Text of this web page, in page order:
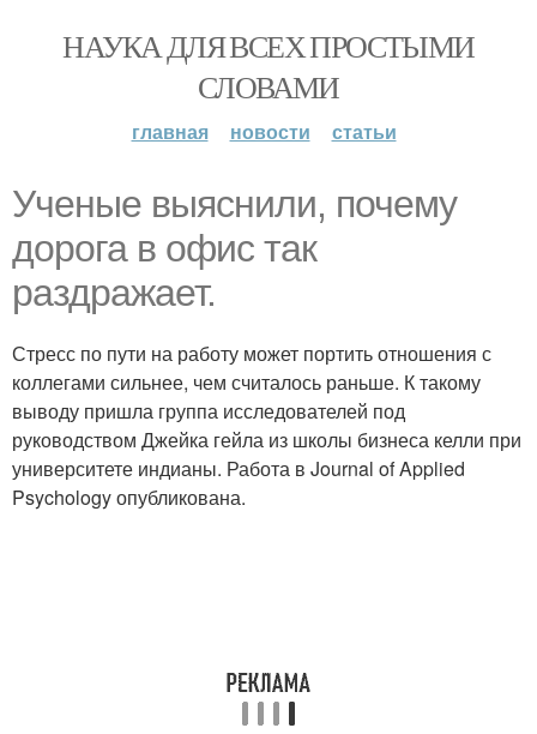
НАУКА ДЛЯ ВСЕХ ПРОСТЫМИ
СЛОВАМИ
главная новости статьи
Ученые выяснили, почему
дорога в офис так
раздражает.
Стресс по пути на работу может портить отношения с
коллегами сильнее, чем считалось раньше. К такому
выводу пришла группа исследователей под
руководством Джейка гейла из школы бизнеса келли при
университете индианы. Работа в Journal of Applied
Psychology опубликована.